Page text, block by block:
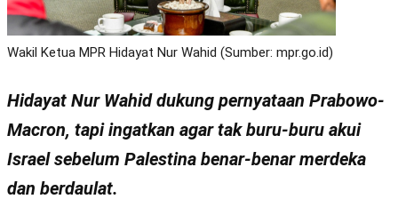
Wakil Ketua MPR Hidayat Nur Wahid (Sumber: mpr.go.id)
Hidayat Nur Wahid dukung pernyataan Prabowo-
Macron, tapi ingatkan agar tak buru-buru akui
Israel sebelum Palestina benar-benar merdeka
dan berdaulat.